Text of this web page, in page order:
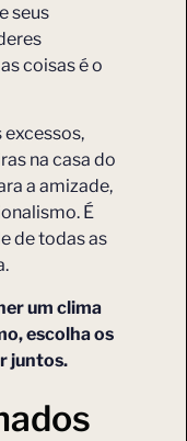
seus
coisas é o
na casa do
a amizade,
É
de todas as
um clima
escolha os
juntos.